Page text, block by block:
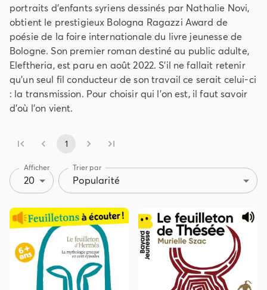
portraits d'enfants syriens dessinés par Nathalie Novi,
obtient le prestigieux Bologna Ragazzi Award de
poésie de la foire internationale du livre jeunesse de
Bologne. Son premier roman destiné au public adulte,
Eleftheria, est paru en août 2022. S'il ne fallait retenir
qu'un seul fil conducteur de son travail ce serait celui-ci
: la transmission. Pour choisir qui l'on est, il faut savoir
d'où l'on vient.
1
Afficher
20
Trier par
Popularité